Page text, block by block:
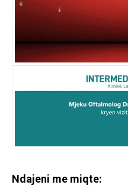
Ndajeni me miqte: